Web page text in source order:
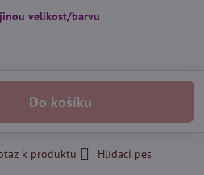
velikost/barvu
Do košíku
k produktu
Hlídací pes